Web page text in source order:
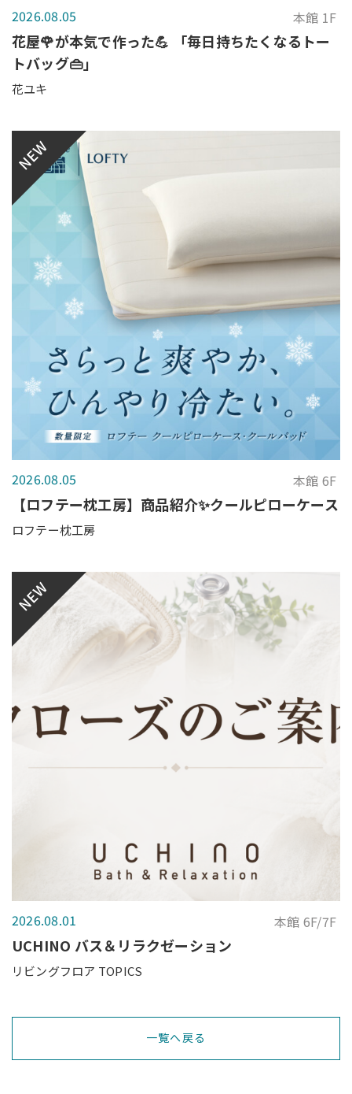
2026.08.05 本館 1F
花屋🌹が本気で作った💪 「毎日持ちたくなるトー
トバッグ👜」
花ユキ
NEW
2026.08.05 本館 6F
【ロフテー枕工房】商品紹介✨クールピローケース
ロフテー枕工房
NEW
2026.08.01 本館 6F/7F
UCHINO バス＆リラクゼーション
リビングフロア TOPICS
一覧へ戻る